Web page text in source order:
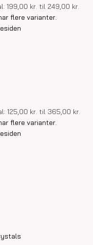
199,00 kr. til 249,00 kr.
flere varianter.
125,00 kr. til 365,00 kr.
flere varianter.